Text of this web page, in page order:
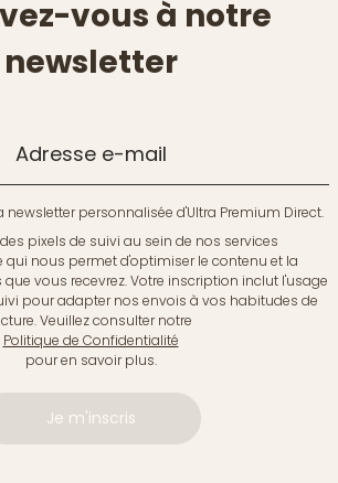
vous à notre
newsletter
Adresse e-mail
newsletter personnalisée d'Ultra Premium Direct.
pixels de suivi au sein de nos services
qui nous permet d'optimiser le contenu et la
vous recevrez. Votre inscription inclut l'usage
pour adapter nos envois à vos habitudes de
Veuillez consulter notre
Politique de Confidentialité
pour en savoir plus.
Je m'inscris